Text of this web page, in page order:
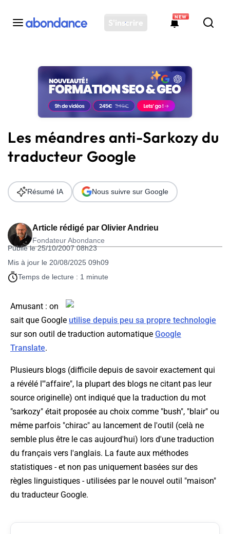
S'inscrire
NEW
Toutes les actus
Actus SEO
Plateforme
Solutions
Ressources
Audit SEO
Les méandres anti-Sarkozy du
traducteur Google
Article rédigé par Olivier Andrieu
Fondateur Abondance
Publié le 25/10/2007 08h23
Mis à jour le 20/08/2025 09h09
Temps de lecture : 1 minute
Résumé IA Nous suivre sur Google
Amusant : on
sait que Google utilise depuis peu sa propre technologie
sur son outil de traduction automatique Google
Translate.
Plusieurs blogs (difficile depuis de savoir exactement qui
a révélé l'"affaire", la plupart des blogs ne citant pas leur
source originelle) ont indiqué que la traduction du mot
"sarkozy" était proposée au choix comme "bush", "blair" ou
même parfois "chirac" au lancement de l'outil (celà ne
semble plus être le cas aujourd'hui) lors d'une traduction
du français vers l'anglais. La faute aux méthodes
statistiques - et non pas uniquement basées sur des
règles linguistiques - utilisées par le nouvel outil "maison"
du traducteur Google.